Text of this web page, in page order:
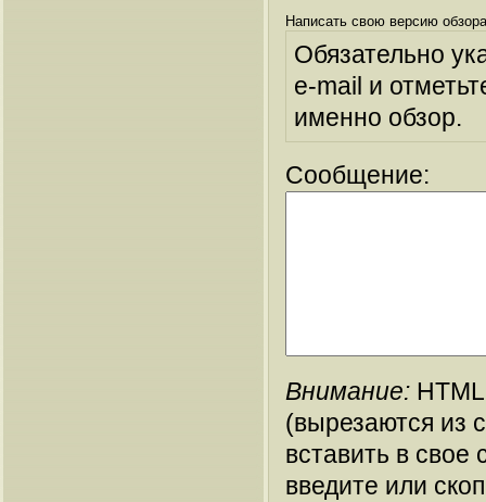
Написать свою версию
Обязательно
e-mail и
именно обзор.
Сообщение:
Внимание:
(вырезаются из
вставить в
введите или